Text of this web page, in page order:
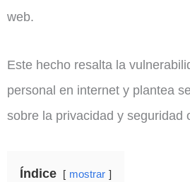
web.
Este hecho resalta la
personal en internet y plantea
sobre la privacidad y seguridad
Índice mostrar